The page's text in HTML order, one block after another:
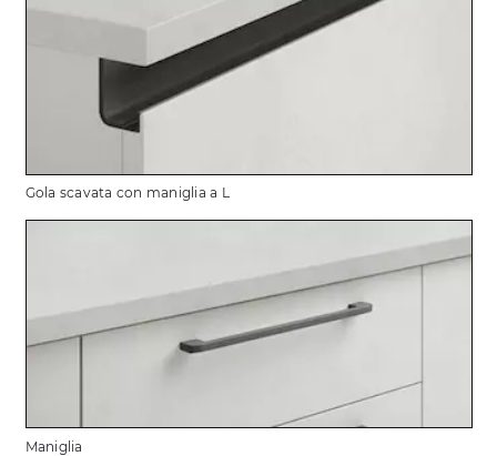
Gola scavata con maniglia a L
Maniglia